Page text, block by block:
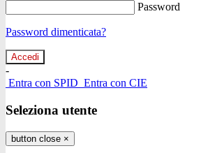
Password
Password dimenticata?
-
Entra con SPID Entra con CIE
Seleziona utente
button close ×